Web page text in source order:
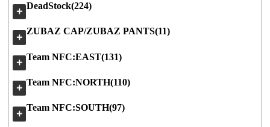
＋
DeadStock(224)
＋
ZUBAZ CAP/ZUBAZ PANTS(11)
＋
Team NFC:EAST(131)
＋
Team NFC:NORTH(110)
＋
Team NFC:SOUTH(97)